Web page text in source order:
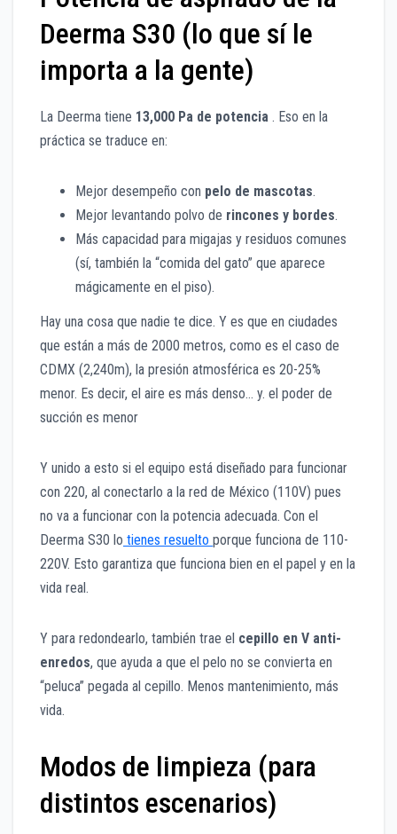
Deerma S30 (lo que sí le
importa a la gente)
La Deerma tiene 13,000 Pa de potencia . Eso en la
práctica se traduce en:
Mejor desempeño con pelo de mascotas.
Mejor levantando polvo de rincones y bordes.
Más capacidad para migajas y residuos comunes
(sí, también la “comida del gato” que aparece
mágicamente en el piso).
Hay una cosa que nadie te dice. Y es que en ciudades
que están a más de 2000 metros, como es el caso de
CDMX (2,240m), la presión atmosférica es 20-25%
menor. Es decir, el aire es más denso… y. el poder de
succión es menor
Y unido a esto si el equipo está diseñado para funcionar
con 220, al conectarlo a la red de México (110V) pues
no va a funcionar con la potencia adecuada. Con el
Deerma S30 lo tienes resuelto porque funciona de 110-
220V. Esto garantiza que funciona bien en el papel y en la
vida real.
Y para redondearlo, también trae el cepillo en V anti-
enredos, que ayuda a que el pelo no se convierta en
“peluca” pegada al cepillo. Menos mantenimiento, más
vida.
Modos de limpieza (para
distintos escenarios)